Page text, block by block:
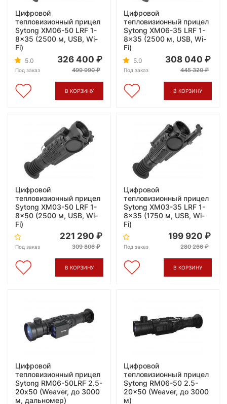
Цифровой
тепловизионный прицел
Sytong XM06-50 LRF 1-
8x35 (2500 м, USB, Wi-
Fi)
5.0
Под заказ
326 400
499 990
В КОРЗИНУ
Цифровой
тепловизионный прицел
Sytong XM06-35 LRF 1-
8x35 (2500 м, USB, Wi-
Fi)
5.0
Под заказ
308 040
445 320
В КОРЗИНУ
Цифровой
тепловизионный прицел
Sytong XM03-50 LRF 1-
8x50 (2500 м, USB, Wi-
Fi)
Под заказ
221 290
309 806
В КОРЗИНУ
Цифровой
тепловизионный прицел
Sytong XM03-35 LRF 1-
8x35 (1750 м, USB, Wi-
Fi)
Под заказ
199 920
280 266
В КОРЗИНУ
Цифровой
тепловизионный прицел
Sytong RM06-50LRF 2.5-
20х50 (Weaver, до 3000
м, дальномер)
Цифровой
тепловизионный прицел
Sytong RM06-50 2.5-
20x50 (Weaver, до 3000
м)